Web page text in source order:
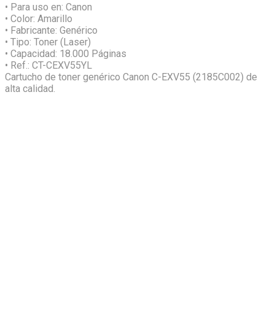
• Para uso en: Canon
• Color: Amarillo
• Fabricante: Genérico
• Tipo: Toner (Laser)
• Capacidad: 18.000 Páginas
• Ref.: CT-CEXV55YL
Cartucho de toner genérico Canon C-EXV55 (2185C002) de
alta calidad.